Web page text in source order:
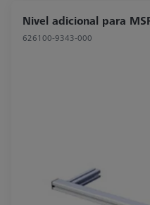
Nivel adicional para
626100-9343-000